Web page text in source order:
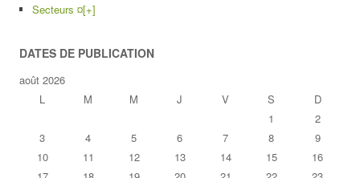
Secteurs ¤[+]
DATES DE PUBLICATION
août 2026
L
M M J V S
D
1
2
3
4 5 6 7 8
9
10
11 12 13 14 15
16